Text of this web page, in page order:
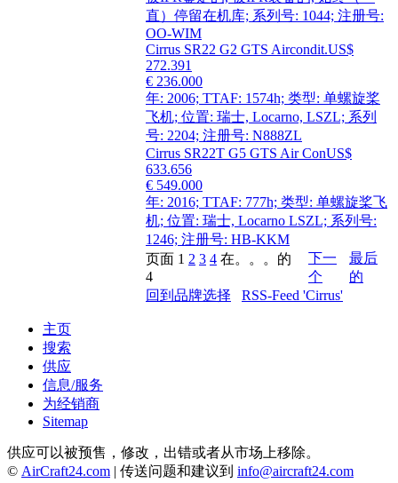
直）停留在机库; 系列号: 1044; 注册号:
OO-WIM
Cirrus SR22 G2 GTS Aircondit.US$
272.391
€ 236.000
年: 2006; TTAF: 1574h; 类型: 单螺旋桨
飞机; 位置: 瑞士, Locarno, LSZL; 系列
号: 2204; 注册号: N888ZL
Cirrus SR22T G5 GTS Air ConUS$
633.656
€ 549.000
年: 2016; TTAF: 777h; 类型: 单螺旋桨飞
机; 位置: 瑞士, Locarno LSZL; 系列号:
1246; 注册号: HB-KKM
页面 1 2 3 4 在。。。的
4
下一
个
最后
的
回到品牌选择
RSS-Feed 'Cirrus'
主页
搜索
供应
信息/服务
为经销商
Sitemap
供应可以被预售，修改，出错或者从市场上移除。
© AirCraft24.com | 传送问题和建议到 info@aircraft24.com